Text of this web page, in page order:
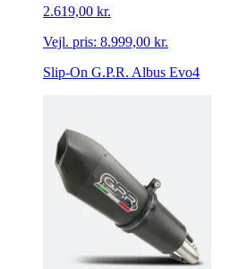
2.619,00 kr.
Vejl. pris: 8.999,00 kr.
Slip-On G.P.R. Albus Evo4